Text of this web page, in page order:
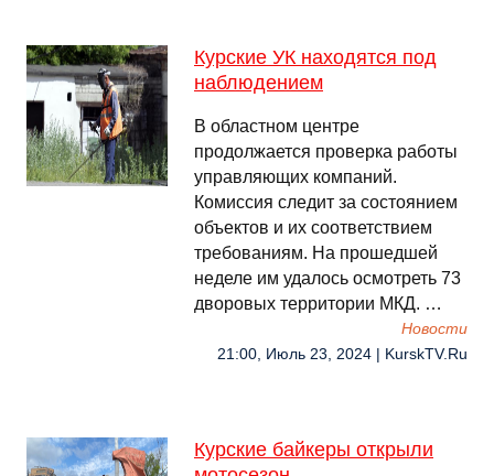
Курские УК находятся под
наблюдением
В областном центре
продолжается проверка работы
управляющих компаний.
Комиссия следит за состоянием
объектов и их соответствием
требованиям. На прошедшей
неделе им удалось осмотреть 73
дворовых территории МКД. …
Новости
21:00, Июль 23, 2024 | KurskTV.Ru
Курские байкеры открыли